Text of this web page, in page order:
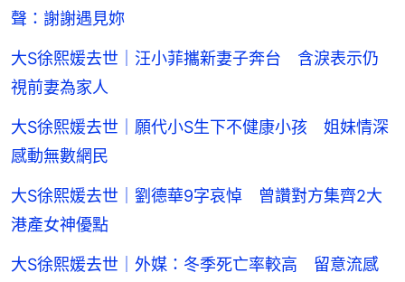
聲：謝謝遇見妳
大S徐熙媛去世｜汪小菲攜新妻子奔台 含淚表示仍
視前妻為家人
大S徐熙媛去世｜願代小S生下不健康小孩 姐妹情深
感動無數網民
大S徐熙媛去世｜劉德華9字哀悼 曾讚對方集齊2大
港產女神優點
大S徐熙媛去世｜外媒：冬季死亡率較高 留意流感